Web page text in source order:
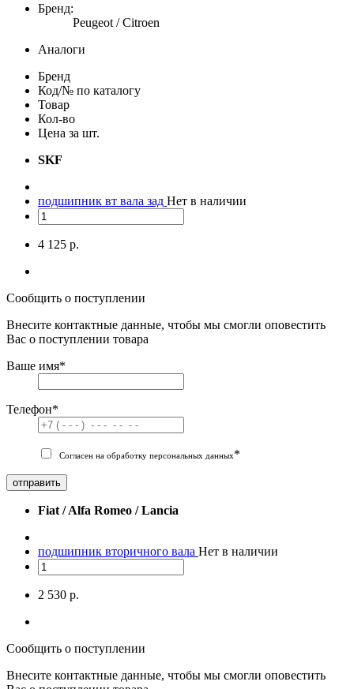
Бренд:
Peugeot / Citroen
Аналоги
Бренд
Код/№ по каталогу
Товар
Кол-во
Цена за шт.
SKF
подшипник вт вала зад Нет в наличии
4 125 р.
Сообщить о поступлении
Внесите контактные данные, чтобы мы смогли оповестить
Вас о поступлении товара
Ваше имя*
Телефон*
Согласен на обработку персональных данных*
отправить
Fiat / Alfa Romeo / Lancia
подшипник вторичного вала Нет в наличии
2 530 р.
Сообщить о поступлении
Внесите контактные данные, чтобы мы смогли оповестить